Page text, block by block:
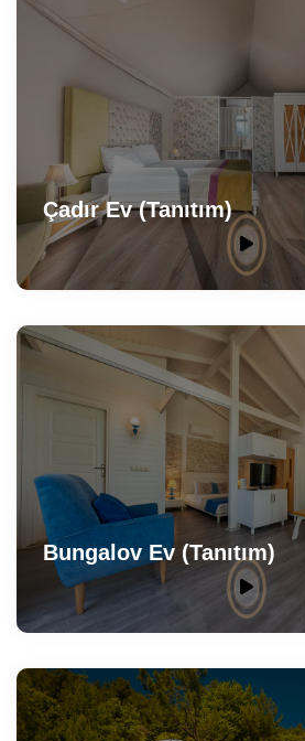
Çadır Ev (Tanıtım)
Bungalov Ev (Tanıtım)